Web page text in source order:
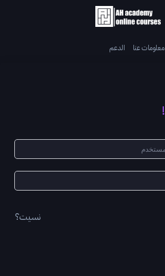
معلومات عنا الدعم
نسيت؟